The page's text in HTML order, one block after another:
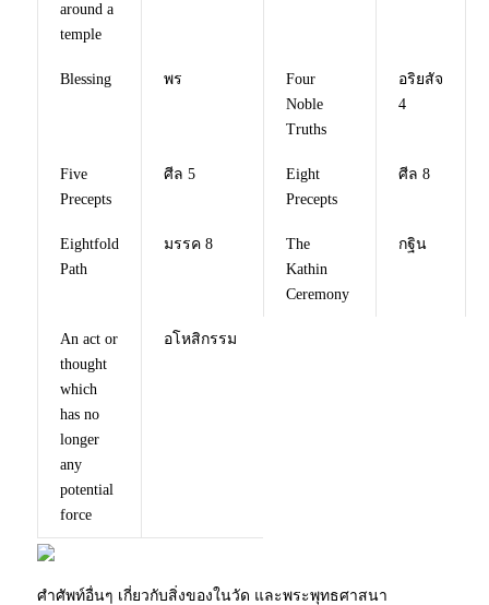
around a
temple
Blessing พร
Four
Noble
Truths
อริยสัจ
4
Five
Precepts
ศีล 5
Eight
Precepts
ศีล 8
Eightfold
Path
มรรค 8
The
Kathin
Ceremony
กฐิน
An act or
thought
which
has no
longer
any
potential
force
อโหสิกรรม
ศำศัพท์อื่นๆ เกี่ยวกับสิ่งของในวัด และพระพุทธศาสนา